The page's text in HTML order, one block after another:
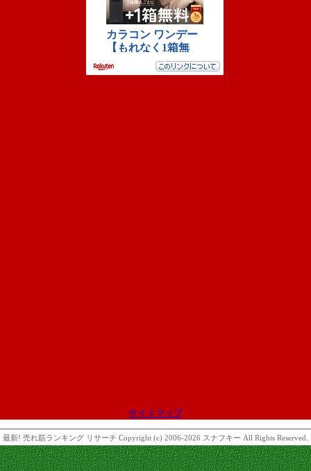
サイトマップ
最新! 売れ筋ランキング リサーチ Copyright (c) 2006-2026 スナフキー All Rights Reserved.